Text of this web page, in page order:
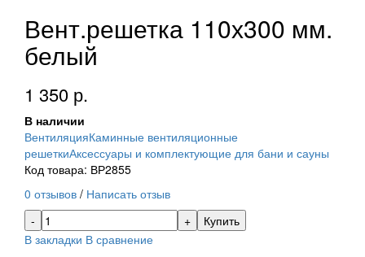
Вент.решетка 110х300 мм.
белый
1 350 р.
В наличии
ВентиляцияКаминные вентиляционные
решеткиАксессуары и комплектующие для бани и сауны
Код товара: ВР2855
0 отзывов / Написать отзыв
Купить
В закладки В сравнение